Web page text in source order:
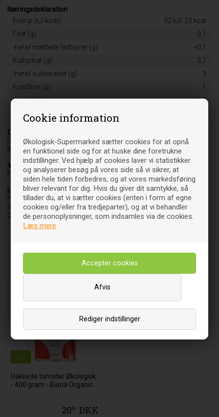
Cookie information
Økologisk-Supermarked sætter cookies for at opnå
en funktionel side og for at huske dine foretrukne
indstillinger. Ved hjælp af cookies laver vi statistikker
og analyserer besøg på vores side så vi sikrer, at
siden hele tiden forbedres, og at vores markedsføring
bliver relevant for dig. Hvis du giver dit samtykke, så
tillader du, at vi sætter cookies (enten i form af egne
cookies og/eller fra tredjeparter), og at vi behandler
de personoplysninger, som indsamles via de cookies.
Læs mere
Rediger indstillinger
Afvis
Næringsdeklaration
Energi (kJ/kcal)
92 kJ/ 23 kcal
Fedt (g)
0,1
-heraf mættede fedtsyrer (g)
<0,1
Kulhydrat (g)
3,7
-heraf sukkerarter (g)
3
Kostfibre (g)
1
Protein (g)
1,1
Salt (g)
Oprindelsesland
IT-BIO-009
Italien jordbrug
Varebetegnelse
Fødevare
Leverandør
NatureSource
Vedbæk Stationsvej 37 C
DK-2950 Vedbæk
Relaterede varer
Hakkede tomater Økologisk
- 400 gram - Biona Organic
2000 DKK